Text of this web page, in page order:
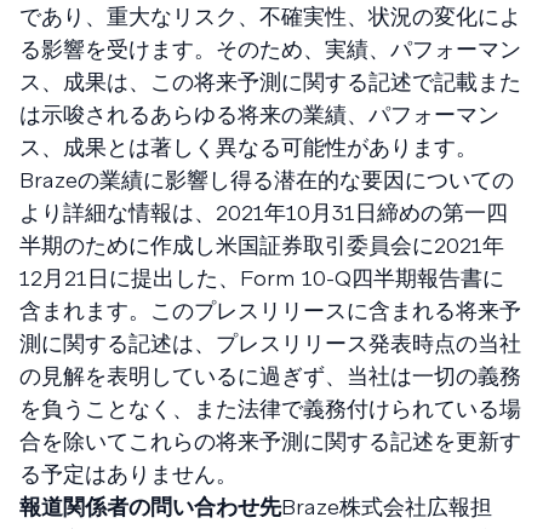
であり、重大なリスク、不確実性、状況の変化によ
る影響を受けます。そのため、実績、パフォーマン
ス、成果は、この将来予測に関する記述で記載また
は示唆されるあらゆる将来の業績、パフォーマン
ス、成果とは著しく異なる可能性があります。
Brazeの業績に影響し得る潜在的な要因についての
より詳細な情報は、2021年10月31日締めの第一四
半期のために作成し米国証券取引委員会に2021年
12月21日に提出した、Form 10-Q四半期報告書に
含まれます。このプレスリリースに含まれる将来予
測に関する記述は、プレスリリース発表時点の当社
の見解を表明しているに過ぎず、当社は一切の義務
を負うことなく、また法律で義務付けられている場
合を除いてこれらの将来予測に関する記述を更新す
る予定はありません。
報道関係者の問い合わせ先Braze株式会社広報担